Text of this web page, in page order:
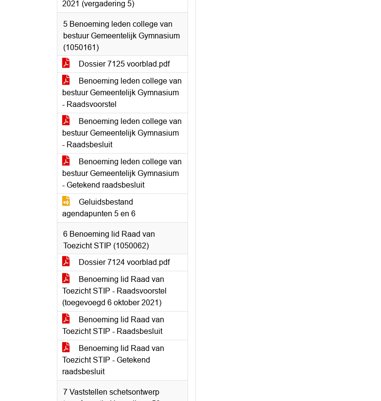
2021 (vergadering 5)
5 Benoeming leden college van
bestuur Gemeentelijk Gymnasium
(1050161)
Dossier 7125 voorblad.pdf
Benoeming leden college van
bestuur Gemeentelijk Gymnasium
- Raadsvoorstel
Benoeming leden college van
bestuur Gemeentelijk Gymnasium
- Raadsbesluit
Benoeming leden college van
bestuur Gemeentelijk Gymnasium
- Getekend raadsbesluit
Geluidsbestand
agendapunten 5 en 6
6 Benoeming lid Raad van
Toezicht STIP (1050062)
Dossier 7124 voorblad.pdf
Benoeming lid Raad van
Toezicht STIP - Raadsvoorstel
(toegevoegd 6 oktober 2021)
Benoeming lid Raad van
Toezicht STIP - Raadsbesluit
Benoeming lid Raad van
Toezicht STIP - Getekend
raadsbesluit
7 Vaststellen schetsontwerp